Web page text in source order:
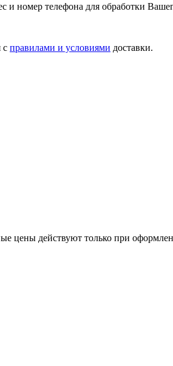
и номер телефона для обработки
с правилами и условиями доставки.
цены действуют только при